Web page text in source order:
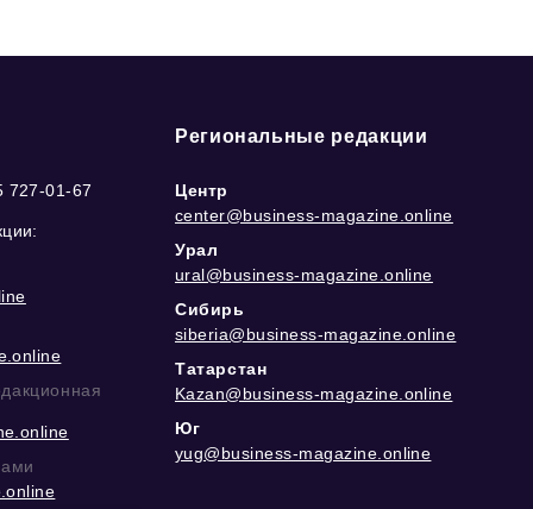
727-01-67
Региональные редакции
Центр
center@business-magazine.online
Урал
ural@business-magazine.online
Сибирь
siberia@business-magazine.online
Татарстан
Kazan@business-magazine.online
Юг
yug@business-magazine.online